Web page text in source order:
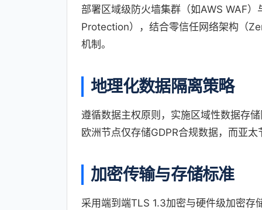
部署区域级防火墙集群（如AWS WAF
Protection），结合零信任网络架构（
机制。
地理化数据隔离策略
遵循数据主权原则，实施区域性数据存
欧洲节点仅存储GDPR合规数据，而亚
加密传输与存储标准
采用端到端TLS 1.3加密与硬件级加密